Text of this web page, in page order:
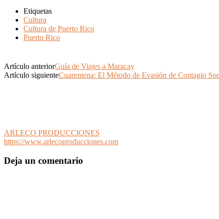
Etiquetas
Cultura
Cultura de Puerto Rico
Puerto Rico
Artículo anteriorGuía de Viajes a Maracay
Artículo siguienteCuarentena: El Método de Evasión de Contagio
ARLECO PRODUCCIONES
https://www.arlecoproducciones.com
Deja un comentario